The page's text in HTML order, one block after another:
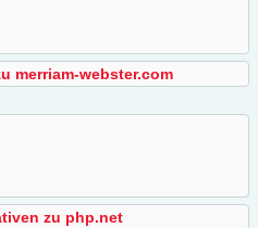
merriam-webster.com
zu php.net